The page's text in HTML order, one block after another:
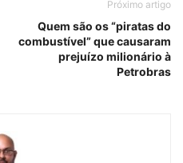
Próximo artigo
Quem são os “piratas do
combustível” que causaram
prejuízo milionário à
Petrobras